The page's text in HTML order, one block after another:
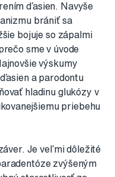
ďasien. Navyše
brániť sa
bojuje so zápalmi
sme v úvode
výskumy
a parodontu
hladinu glukózy v
priebehu
Je veľmi dôležité
zvýšeným